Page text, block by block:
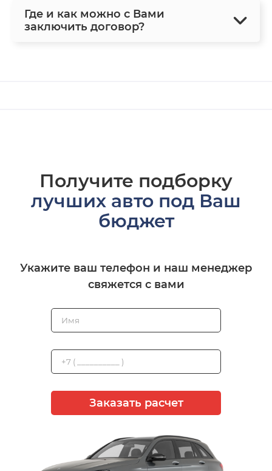
Где и как можно с Вами
заключить договор?
Получите подборку
лучших авто под Ваш
бюджет
Укажите ваш телефон и наш менеджер
свяжется с вами
Заказать расчет